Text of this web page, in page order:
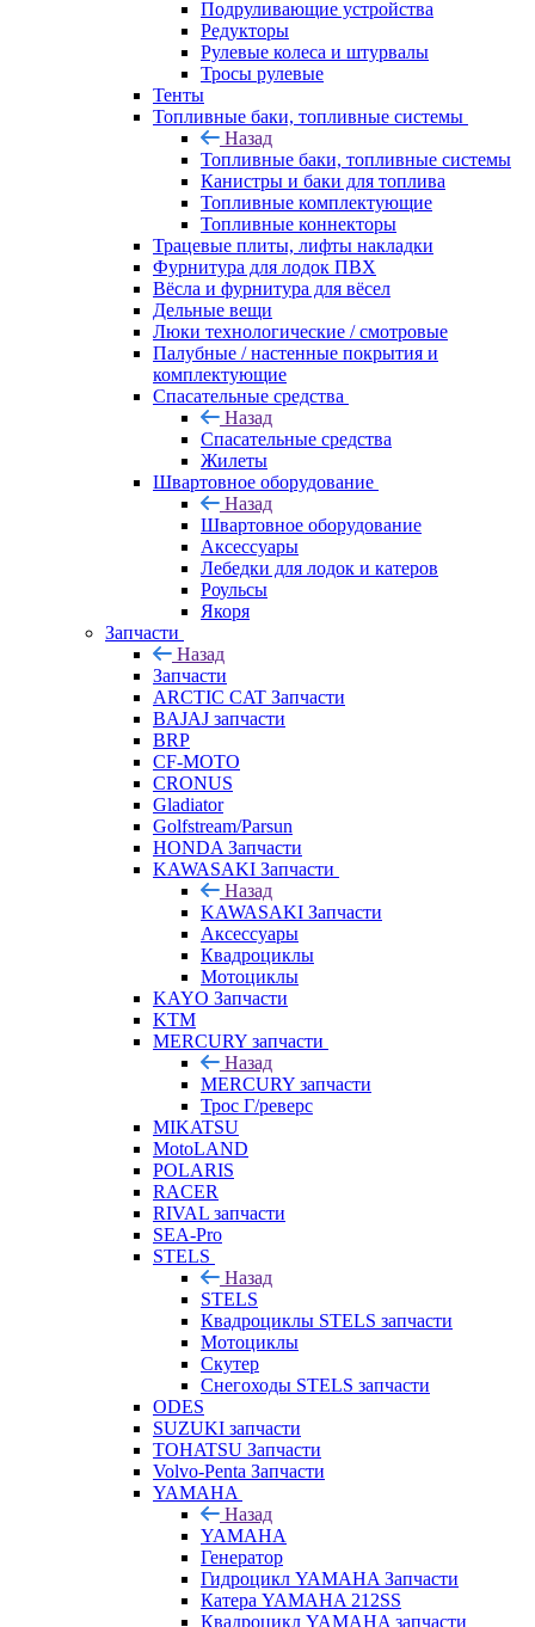
Подруливающие устройства
Редукторы
Рулевые колеса и штурвалы
Тросы рулевые
Тенты
Топливные баки, топливные системы
Назад
Топливные баки, топливные системы
Канистры и баки для топлива
Топливные комплектующие
Топливные коннекторы
Трацевые плиты, лифты накладки
Фурнитура для лодок ПВХ
Вёсла и фурнитура для вёсел
Дельные вещи
Люки технологические / смотровые
Палубные / настенные покрытия и
комплектующие
Спасательные средства
Назад
Спасательные средства
Жилеты
Швартовное оборудование
Назад
Швартовное оборудование
Аксессуары
Лебедки для лодок и катеров
Роульсы
Якоря
Запчасти
Назад
Запчасти
ARCTIC CAT Запчасти
BAJAJ запчасти
BRP
CF-MOTO
CRONUS
Gladiator
Golfstream/Parsun
HONDA Запчасти
KAWASAKI Запчасти
Назад
KAWASAKI Запчасти
Аксессуары
Квадроциклы
Мотоциклы
KAYO Запчасти
KTM
MERCURY запчасти
Назад
MERCURY запчасти
Трос Г/реверс
MIKATSU
MotoLAND
POLARIS
RACER
RIVAL запчасти
SEA-Pro
STELS
Назад
STELS
Квадроциклы STELS запчасти
Мотоциклы
Скутер
Снегоходы STELS запчасти
ODES
SUZUKI запчасти
TOHATSU Запчасти
Volvo-Penta Запчасти
YAMAHA
Назад
YAMAHA
Генератор
Гидроцикл YAMAHA Запчасти
Катера YAMAHA 212SS
Квадроцикл YAMAHA запчасти